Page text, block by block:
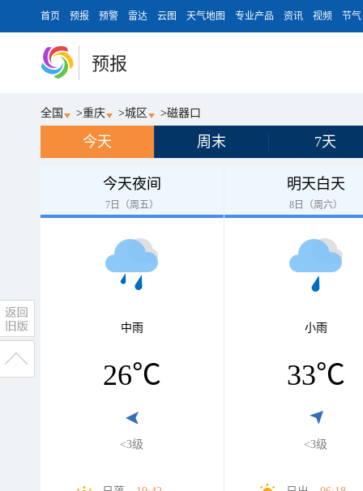
首页 预报 预警 雷达 云图 天气地图 专业产品 资讯 视频 节气
预报
全国 >重庆 >城区 >磁器口
今天 周末 7天
今天夜间
7日（周五）
中雨
26℃
<3级
明天白天
8日（周六）
小雨
33℃
<3级